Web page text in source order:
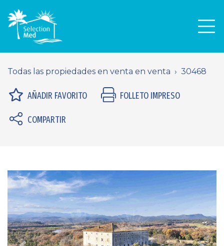
Todas las propiedades en venta en venta 30468
AÑADIR FAVORITO FOLLETO IMPRESO
COMPARTIR